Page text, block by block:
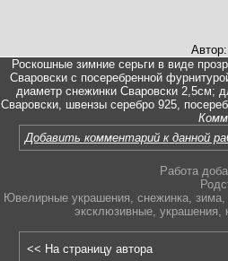
Роскошные зимние серьги в виде
Сваровски с посеребренной
диаметр снежинки Сваровски 2,5см;
Сваровски, швензы серебро 925,
Добавить комментарий к данной
Работа
Ювелирные украшения, снежинка, зима,
эксклюзивные, украшения,
<< На страницу автора